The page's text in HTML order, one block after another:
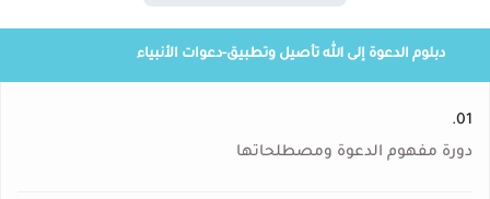
دبلوم الدعوة إلى الله تأصيل وتطبيق-دعوات الأنبياء
01.
دورة مفهوم الدعوة ومصطلحاتها